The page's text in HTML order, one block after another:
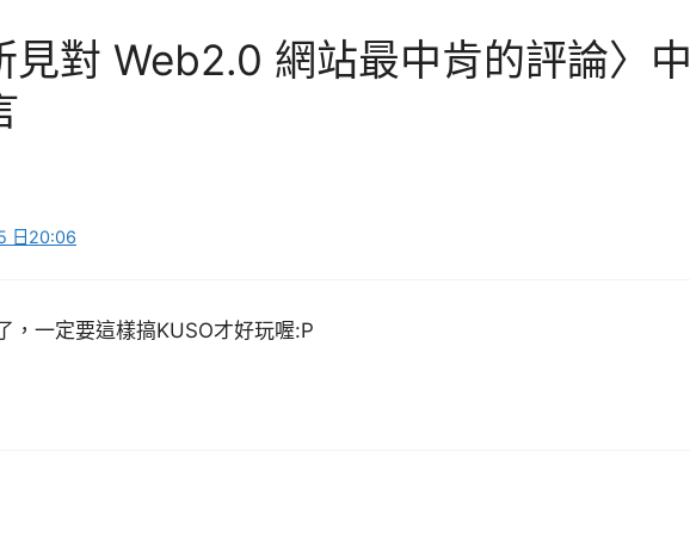
見對 Web2.0 網站最中肯的評論〉中
日20:06
，一定要這樣搞KUSO才好玩喔:P